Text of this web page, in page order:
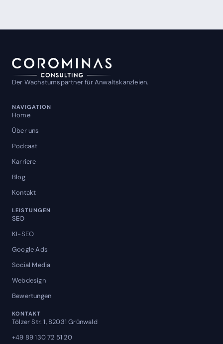
Der Wachstumspartner für Anwaltskanzleien.
NAVIGATION
Home
Über uns
Podcast
Karriere
Blog
Kontakt
LEISTUNGEN
SEO
KI-SEO
Google Ads
Social Media
Webdesign
Bewertungen
KONTAKT
Tölzer Str. 1, 82031 Grünwald
+49 89 130 72 51 20